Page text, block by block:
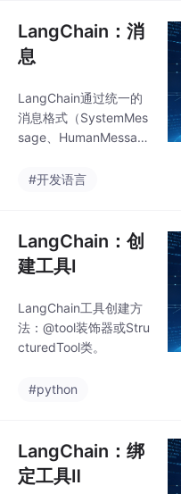
法。重点讲解了Linux常
用命令，包括：文件系
统导航（cd、ls）、文
p、mv）、文件查看
（cat、less）、文本处
理（grep）、权限管理
进程控制（ps、kill
LangChain：消
息
LangChain通过统一的
消息格式（SystemMes
sage、HumanMessag
了不同模型API格式差异
n会自动转换为目标模型
所需格式。
#开发语言
LangChain：创
建工具Ⅰ
LangChain工具创建方
法：@tool装饰器或Stru
cturedTool类。
#python
LangChain：绑
定工具Ⅱ